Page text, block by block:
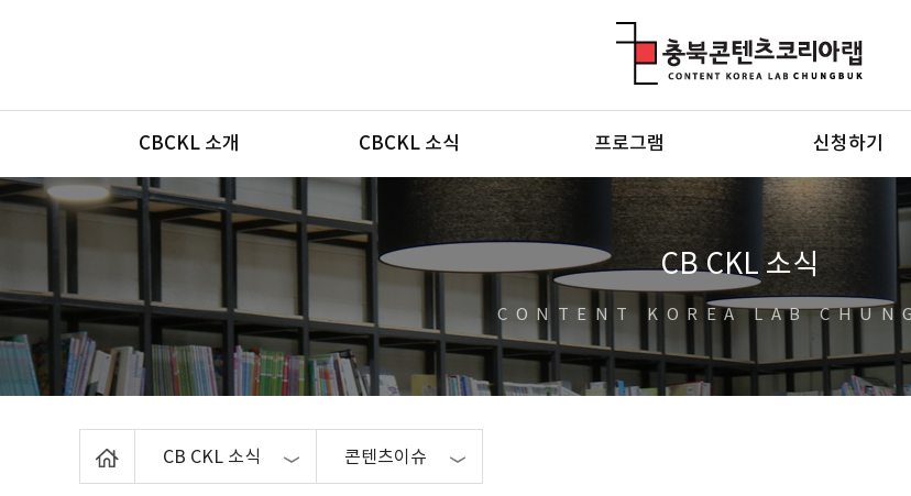
메뉴
CBCKL 소개 CBCKL 소식 프로그램 신청하기
CB CKL 소식
CONTENT KOREA LAB
CB CKL 소식 콘텐츠이슈